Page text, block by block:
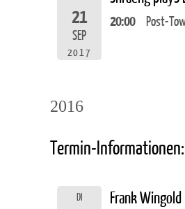
21
SEP
2017
20:00 Post-
2016
Termin-Informationen:
DI Frank